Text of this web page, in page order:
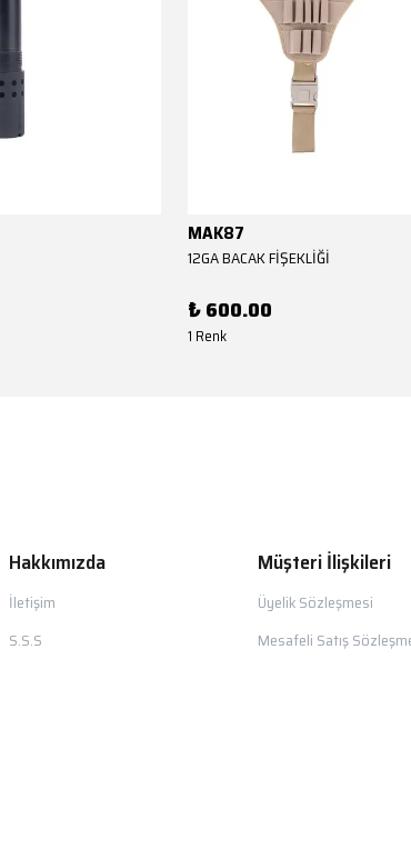
MAK87
12GA BACAK FİŞEKLİĞİ
₺ 600.00
1 Renk
Hakkımızda
İletişim
S.S.S
Müşteri İlişkileri
Üyelik Sözleşmesi
Mesafeli Satış